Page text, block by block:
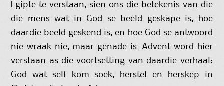
Egipte te verstaan, sien ons die betekenis van die
die mens wat in God se beeld geskape is, hoe
daardie beeld geskend is, en hoe God se antwoord
nie wraak nie, maar genade is. Advent word hier
verstaan as die voortsetting van daardie verhaal:
God wat self kom soek, herstel en herskep in